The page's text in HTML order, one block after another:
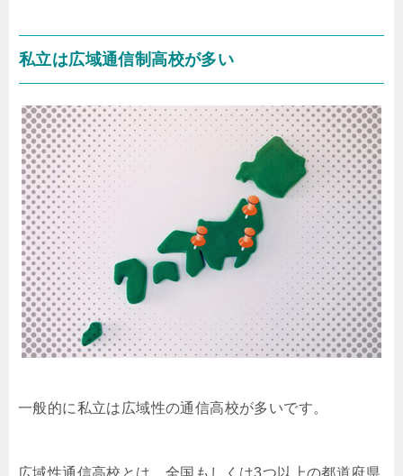
私立は広域通信制高校が多い
一般的に私立は広域性の通信高校が多いです。